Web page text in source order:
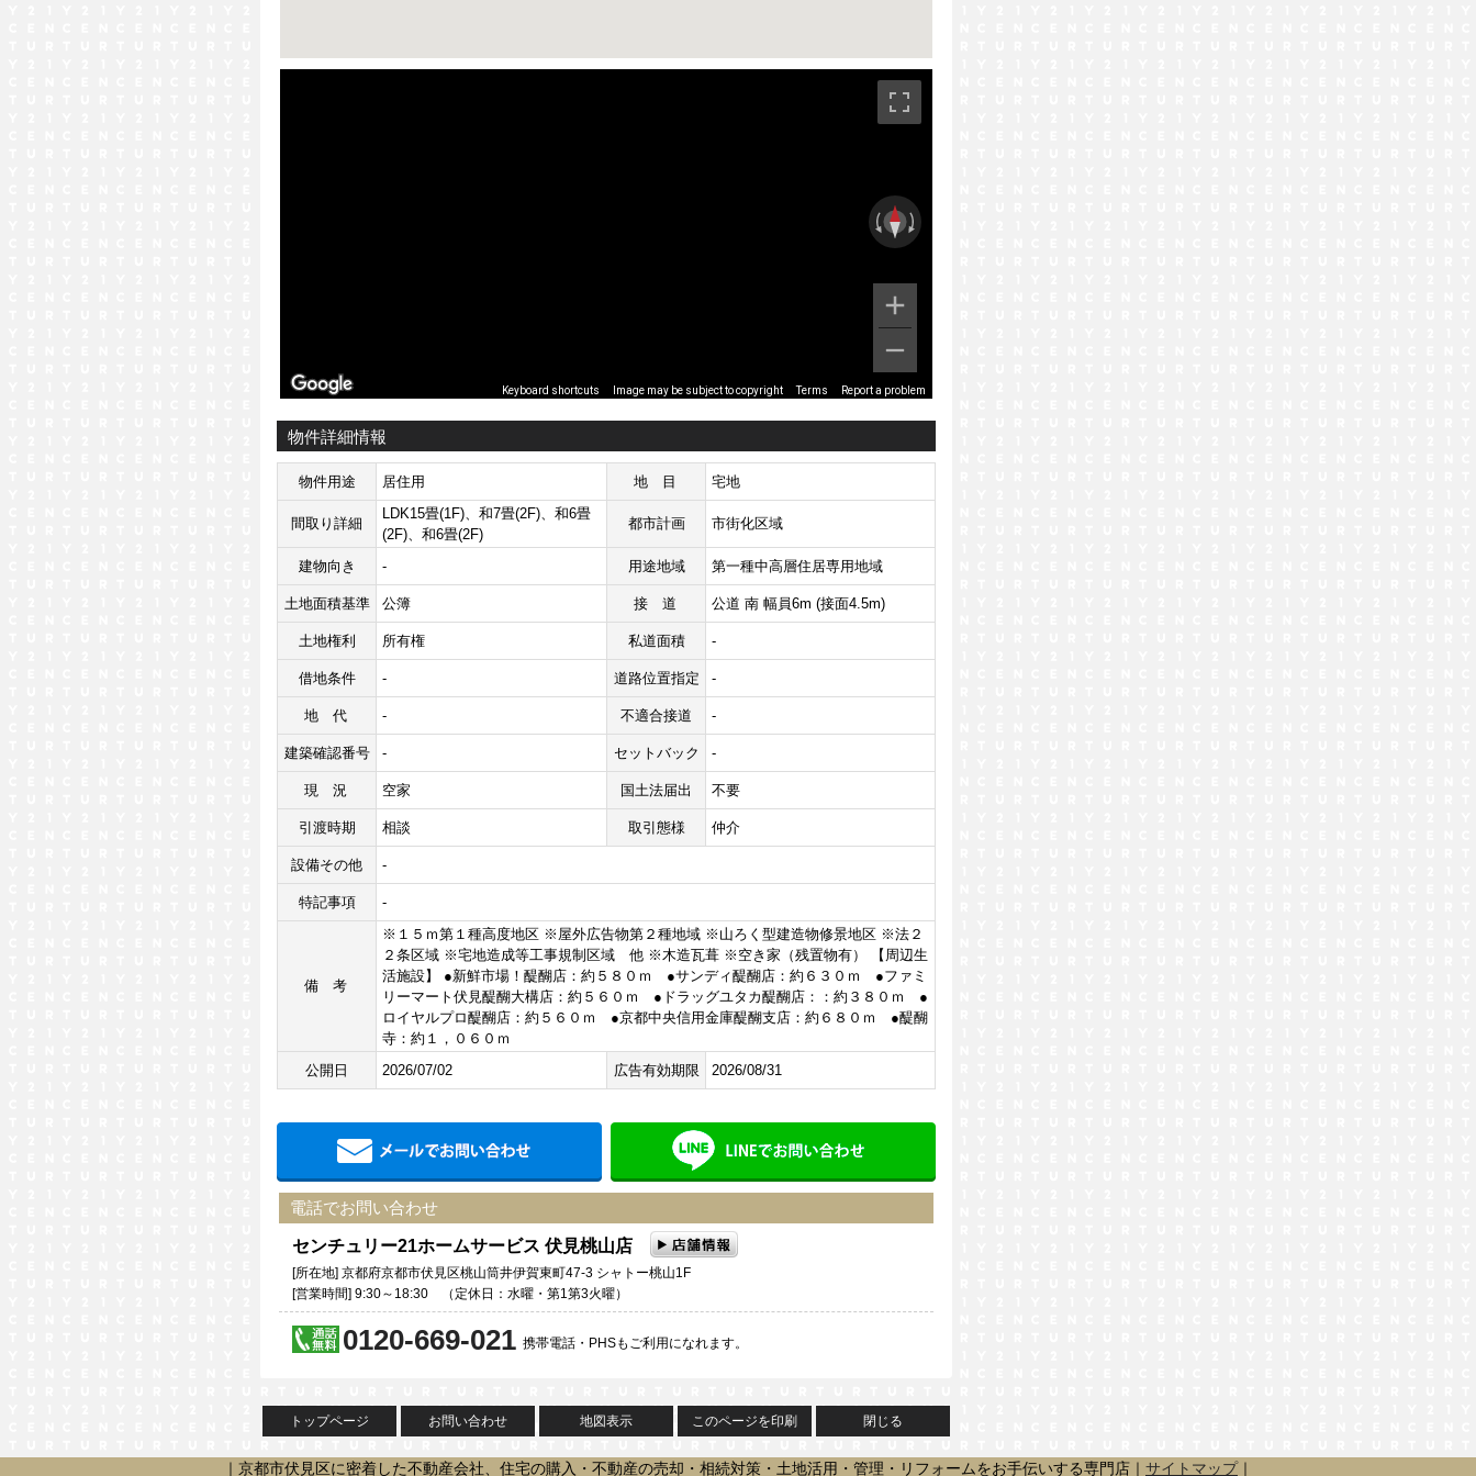
Keyboard shortcuts Image may be subject to copyright Terms Report a problem
物件詳細情報
物件用途 居住用 地目 宅地
間取り詳細
LDK15畳(1F)、和7畳(2F)、和6畳
(2F)、和6畳(2F)
都市計画 市街化区域
建物向き - 用途地域 第一種中高層住居専用地域
土地面積基準 公簿 接道 公道 南 幅員6m (接面4.5m)
土地権利 所有権 私道面積 -
借地条件 - 道路位置指定 -
地代 - 不適合接道 -
建築確認番号 - セットバック -
現況 空家 国土法届出 不要
引渡時期 相談 取引態様 仲介
設備その他 -
特記事項 -
備考
※１５ｍ第１種高度地区 ※屋外広告物第２種地域 ※山ろく型建造物修景地区 ※法２
２条区域 ※宅地造成等工事規制区域 他 ※木造瓦葺 ※空き家（残置物有） 【周辺生
活施設】 ●新鮮市場！醍醐店：約５８０ｍ ●サンディ醍醐店：約６３０ｍ ●ファミ
リーマート伏見醍醐大構店：約５６０ｍ ●ドラッグユタカ醍醐店：：約３８０ｍ ●
ロイヤルプロ醍醐店：約５６０ｍ ●京都中央信用金庫醍醐支店：約６８０ｍ ●醍醐
寺：約１，０６０ｍ
公開日
2026/07/02 広告有効期限 2026/08/31
メールでお問い合わせ
電話でお問い合わせ
センチュリー21ホームサービス 伏見桃山店
[所在地] 京都府京都市伏見区桃山筒井伊賀東町47-3 シャトー桃山1F
[営業時間] 9:30～18:30 （定休日：水曜・第1第3火曜）
0120-669-021 携帯電話・PHSもご利用になれます。
トップページ お問い合わせ 地図表示 このページを印刷 閉じる
｜京都市伏見区に密着した不動産会社、住宅の購入・不動産の売却・相続対策・土地活用・管理・リフォームをお手伝いする専門店｜ サイトマップ｜